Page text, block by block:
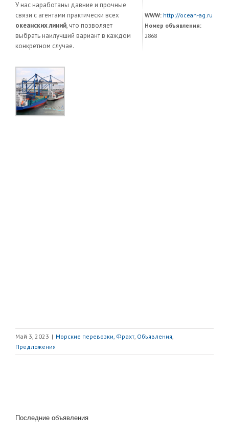
У нас наработаны давние и прочные
связи с агентами практически всех
океанских линий, что позволяет
выбрать наилучший вариант в каждом
конкретном случае.
WWW: http://ocean-ag.ru
Номер объявления:
2868
Май 3, 2023 | Морские перевозки, Фрахт, Объявления,
Предложения
Последние объявления